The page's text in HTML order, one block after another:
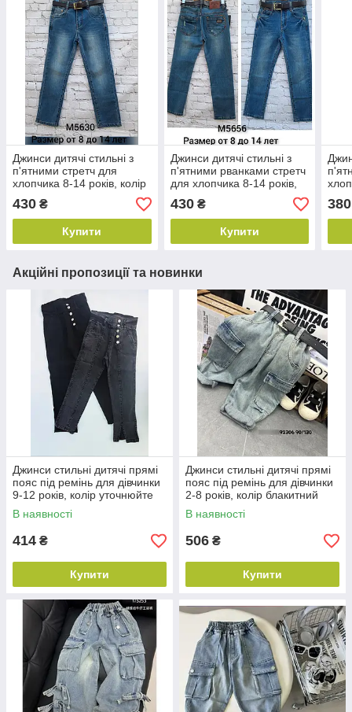
Джинси дитячі стильні з
п'ятними стретч для
хлопчика 8-14 років, колір
темно-синій
430 ₴
Купити
Джинси дитячі стильні з
п'ятними рванками стретч
для хлопчика 8-14 років,
колір темно-синій
430₴
Купити
380
Акційні пропозиції та новинки
Джинси стильні дитячі прямі
пояс під ремінь для дівчинки
9-12 років, колір уточнюйте
під час замовлення
В наявності
414 ₴
Купити
Джинси стильні дитячі прямі
пояс під ремінь для дівчинки
2-8 років, колір блакитний
В наявності
506 ₴
Купити